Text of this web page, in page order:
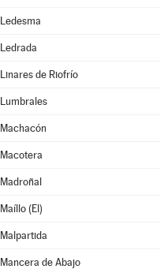
Ledesma
Ledrada
Linares de Riofrío
Lumbrales
Machacón
Macotera
Madroñal
Maíllo (El)
Malpartida
Mancera de Abajo